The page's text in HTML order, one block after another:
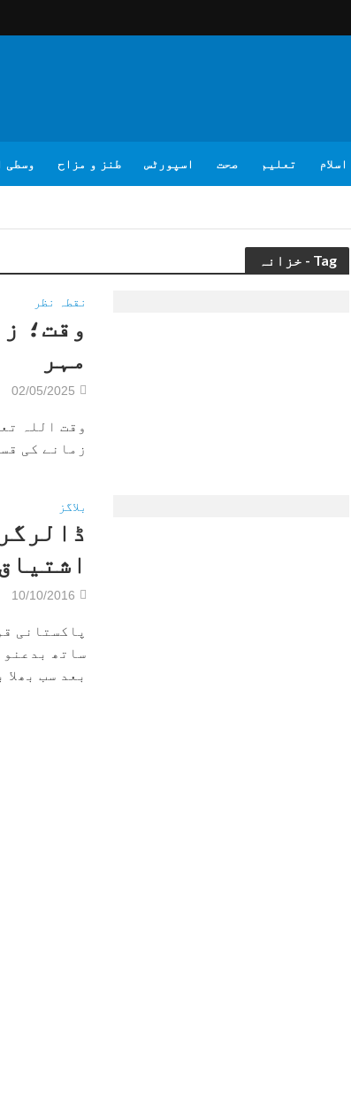
تعلیم صحت اسپورٹس طنز و مزاح وسطی
Tag - خزانہ
نقطہ نظر
وقت؛
مہر
02/05/2025
وقت اللہ
زمانے کی
بلاگز
اشتیاق
10/10/2016
پاکستانی
ساتھ
بعد سب